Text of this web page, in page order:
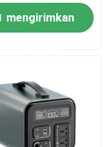
mengirimkan